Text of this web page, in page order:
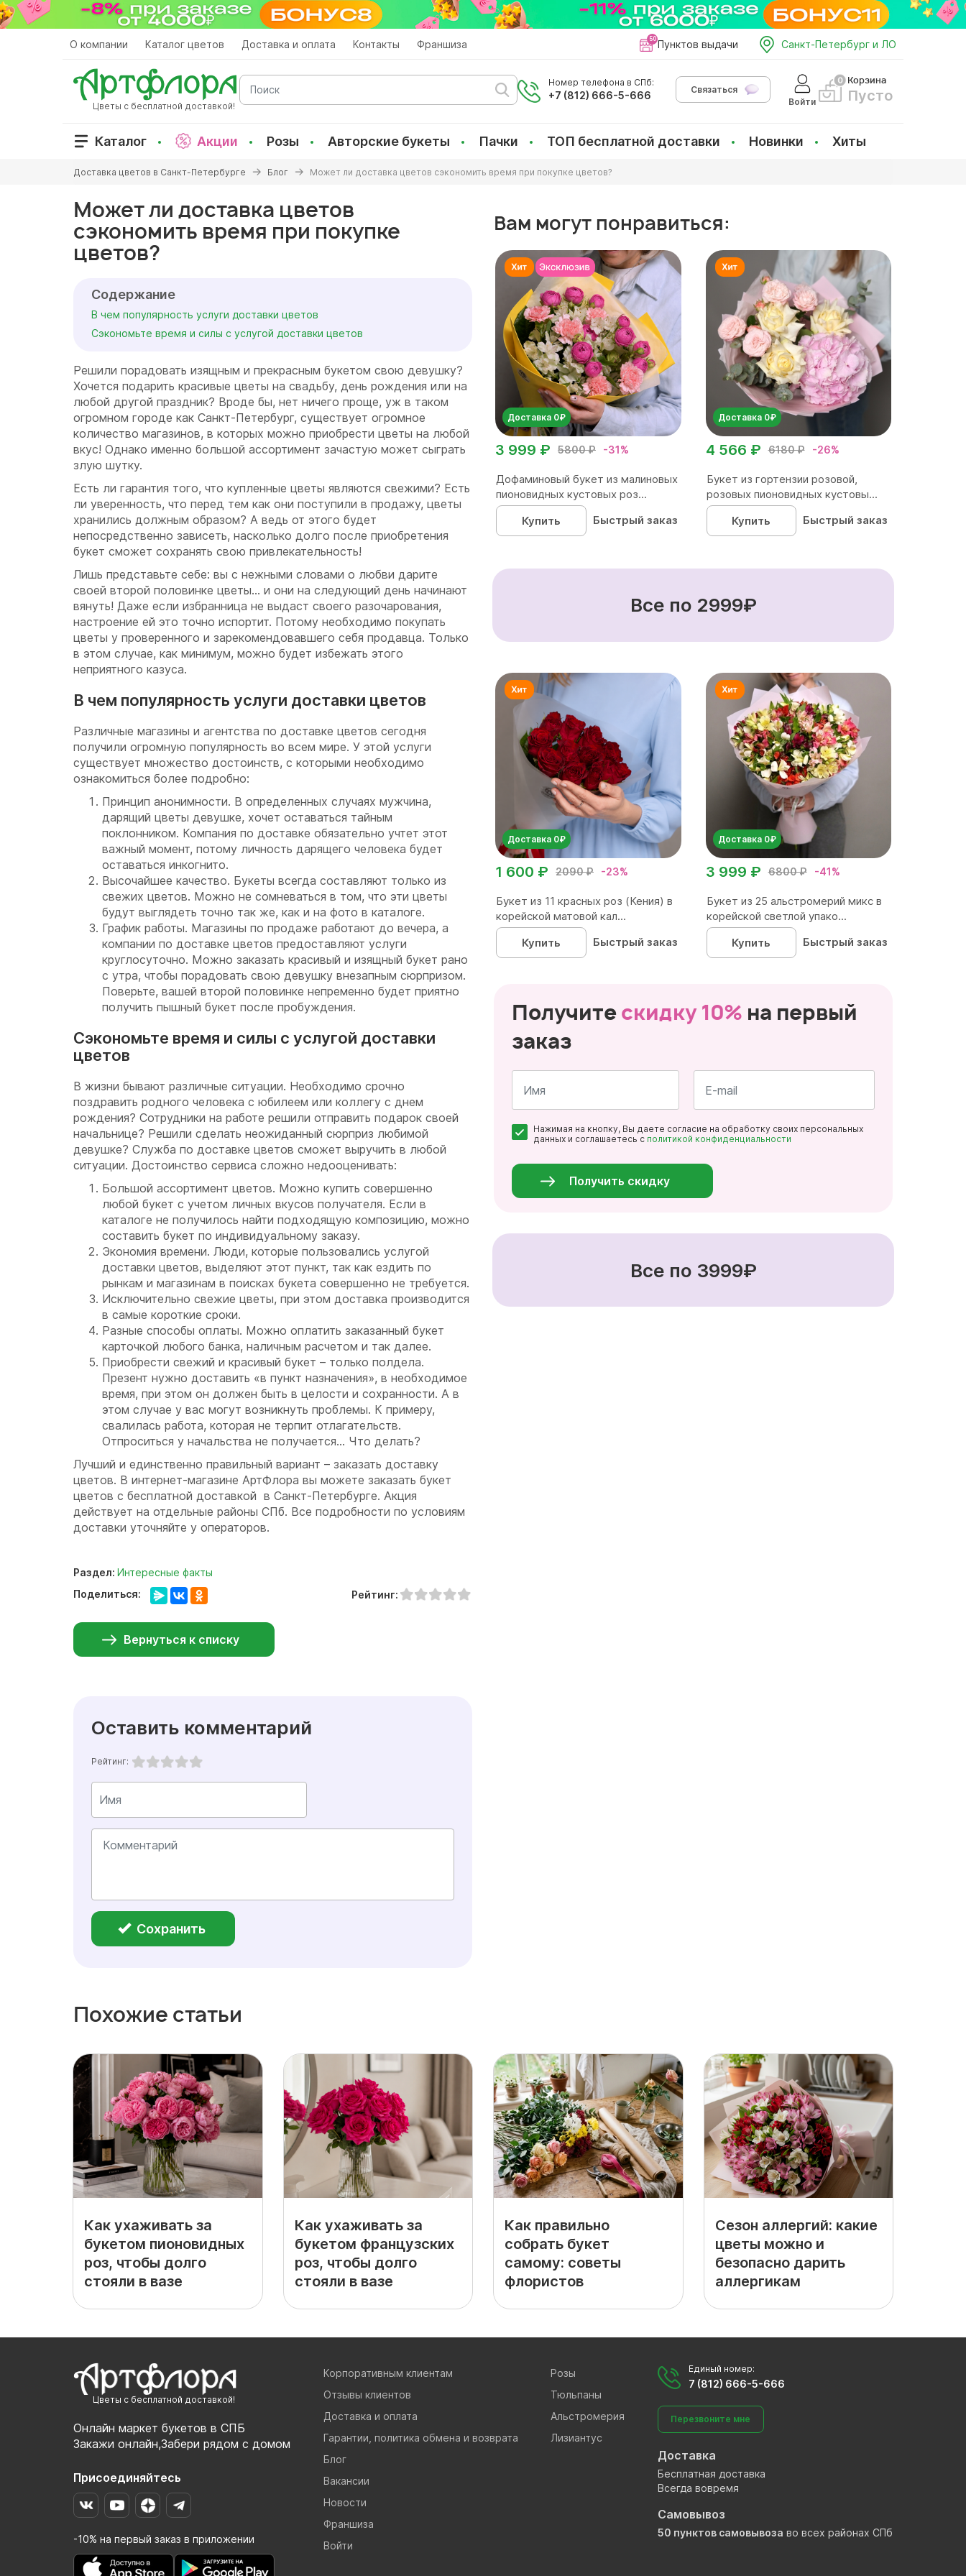
Перейти
к
О компании Каталог цветов Доставка и оплата Контакты Франшиза Пунктов выдачи Санкт-Петербург и ЛО
Цветы с бесплатной доставкой!
Поиск
Номер телефона в СПб:
+7 (812) 666-5-666
Связаться
Войти
Корзина
Пусто
Каталог Акции Розы Авторские букеты Пачки ТОП бесплатной доставки Новинки Хиты
здесь
Доставка цветов в Санкт-Петербурге Блог Может ли доставка цветов сэкономить время при покупке цветов?
Может ли доставка цветов
сэкономить время при покупке
цветов?
Содержание
В чем популярность услуги доставки цветов
Сэкономьте время и силы с услугой доставки цветов
Решили порадовать изящным и прекрасным букетом свою девушку?
Хочется подарить красивые цветы на свадьбу, день рождения или на
любой другой праздник? Вроде бы, нет ничего проще, уж в таком
огромном городе как Санкт-Петербург, существует огромное
количество магазинов, в которых можно приобрести цветы на любой
вкус! Однако именно большой ассортимент зачастую может сыграть
злую шутку.
Есть ли гарантия того, что купленные цветы являются свежими? Есть
ли уверенность, что перед тем как они поступили в продажу, цветы
хранились должным образом? А ведь от этого будет
непосредственно зависеть, насколько долго после приобретения
букет сможет сохранять свою привлекательность!
Лишь представьте себе: вы с нежными словами о любви дарите
своей второй половинке цветы… и они на следующий день начинают
вянуть! Даже если избранница не выдаст своего разочарования,
настроение ей это точно испортит. Потому необходимо покупать
цветы у проверенного и зарекомендовавшего себя продавца. Только
в этом случае, как минимум, можно будет избежать этого
неприятного казуса.
В чем популярность услуги доставки цветов
Различные магазины и агентства по доставке цветов сегодня
получили огромную популярность во всем мире. У этой услуги
существует множество достоинств, с которыми необходимо
ознакомиться более подробно:
Принцип анонимности. В определенных случаях мужчина,
дарящий цветы девушке, хочет оставаться тайным
поклонником. Компания по доставке обязательно учтет этот
важный момент, потому личность дарящего человека будет
оставаться инкогнито.
Высочайшее качество. Букеты всегда составляют только из
свежих цветов. Можно не сомневаться в том, что эти цветы
будут выглядеть точно так же, как и на фото в каталоге.
График работы. Магазины по продаже работают до вечера, а
компании по доставке цветов предоставляют услуги
круглосуточно. Можно заказать красивый и изящный букет рано
с утра, чтобы порадовать свою девушку внезапным сюрпризом.
Поверьте, вашей второй половинке непременно будет приятно
получить пышный букет после пробуждения.
Сэкономьте время и силы с услугой доставки
цветов
В жизни бывают различные ситуации. Необходимо срочно
поздравить родного человека с юбилеем или коллегу с днем
рождения? Сотрудники на работе решили отправить подарок своей
начальнице? Решили сделать неожиданный сюрприз любимой
девушке? Служба по доставке цветов сможет выручить в любой
ситуации. Достоинство сервиса сложно недооценивать:
Большой ассортимент цветов. Можно купить совершенно
любой букет с учетом личных вкусов получателя. Если в
каталоге не получилось найти подходящую композицию, можно
составить букет по индивидуальному заказу.
Экономия времени. Люди, которые пользовались услугой
доставки цветов, выделяют этот пункт, так как ездить по
рынкам и магазинам в поисках букета совершенно не требуется.
Исключительно свежие цветы, при этом доставка производится
в самые короткие сроки.
Разные способы оплаты. Можно оплатить заказанный букет
карточкой любого банка, наличным расчетом и так далее.
Приобрести свежий и красивый букет – только полдела.
Презент нужно доставить «в пункт назначения», в необходимое
время, при этом он должен быть в целости и сохранности. А в
этом случае у вас могут возникнуть проблемы. К примеру,
свалилась работа, которая не терпит отлагательств.
Отпроситься у начальства не получается… Что делать?
Лучший и единственно правильный вариант – заказать доставку
цветов. В интернет-магазине АртФлора вы можете заказать букет
цветов с бесплатной доставкой в Санкт-Петербурге. Акция
действует на отдельные районы СПб. Все подробности по условиям
доставки уточняйте у операторов.
Раздел: Интересные факты
Поделиться:
Рейтинг:
Вернуться к списку
Оставить комментарий
Рейтинг:
Сохранить
Вам могут понравиться:
Доставка 0₽
5800 ₽ -31%
3 999 ₽
Дофаминовый букет из малиновых
пионовидных кустовых роз...
Купить
Быстрый заказ
Доставка 0₽
6180 ₽ -26%
4 566 ₽
Букет из гортензии розовой,
розовых пионовидных кустовы...
Купить
Быстрый заказ
Все по 2999₽
Доставка 0₽
2090 ₽ -23%
1 600 ₽
Букет из 11 красных роз (Кения) в
корейской матовой кал...
Купить
Быстрый заказ
Доставка 0₽
6800 ₽ -41%
3 999 ₽
Букет из 25 альстромерий микс в
корейской светлой упако...
Купить
Быстрый заказ
Получитескидку 10% на первый
заказ
*
*
Нажимая на кнопку, Вы даете согласие на обработку своих персональных
данных и соглашаетесь с политикой конфиденциальности
Получить скидку
Все по 3999₽
Похожие статьи
Как ухаживать за
букетом пионовидных
роз, чтобы долго
стояли в вазе
Как ухаживать за
букетом французских
роз, чтобы долго
стояли в вазе
Как правильно
собрать букет
самому: советы
флористов
Сезон аллергий: какие
цветы можно и
безопасно дарить
аллергикам
Цветы с бесплатной доставкой!
Онлайн маркет букетов в СПБ
Закажи онлайн,Забери рядом с домом
Присоединяйтесь
-10% на первый заказ в приложении
Корпоративным клиентам
Отзывы клиентов
Доставка и оплата
Гарантии, политика обмена и возврата
Блог
Вакансии
Новости
Франшиза
Войти
Розы
Тюльпаны
Альстромерия
Лизиантус
Единый номер:
7 (812) 666-5-666
Перезвоните мне
Доставка
Бесплатная доставка
Всегда вовремя
Самовывоз
50 пунктов самовывоза во всех районах СПб